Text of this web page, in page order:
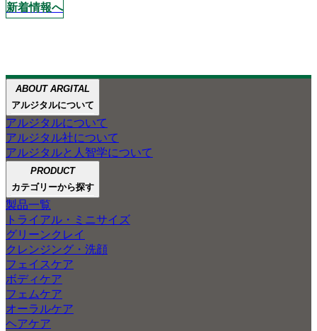
新着情報へ
ABOUT
ARGITAL
グリーンクレイで
あなたの肌と心を
笑顔にしたい
ABOUT GREEN CLAY
アルジタル製品のほとんどに配合している
グリーンクレイの魅力を、
自然豊かな景色とともに
ご紹介します。
アルジタルが大切にしてきた
ペットケアの
ご紹介
アルジタルと
人智学
ABOUT ARGITAL
アルジタルについて
アルジタルについて
アルジタル社について
アルジタルと人智学について
PRODUCT
カテゴリーから探す
製品一覧
トライアル・ミニサイズ
グリーンクレイ
クレンジング・洗顔
フェイスケア
ボディケア
フェムケア
オーラルケア
ヘアケア